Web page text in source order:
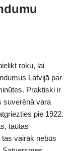
roku, lai
Latvijā par
Praktiski ir
suverēnā vara
pie 1922.
tautas
vairāk nebūs